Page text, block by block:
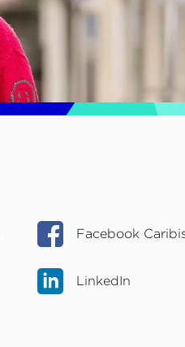
Facebook
LinkedIn